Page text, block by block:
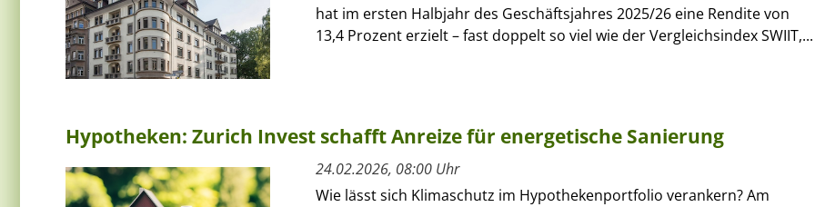
hat im ersten Halbjahr des Geschäftsjahres 2025/26 eine Rendite von
13,4 Prozent erzielt – fast doppelt so viel wie der Vergleichsindex SWIIT,...
Hypotheken: Zurich Invest schafft Anreize für energetische Sanierung
24.02.2026, 08:00 Uhr
Wie lässt sich Klimaschutz im Hypothekenportfolio verankern? Am